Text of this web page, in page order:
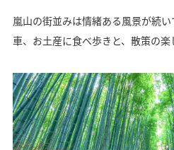
嵐山の街並みは情緒ある風景が続
車、お土産に食べ歩きと、散策の楽